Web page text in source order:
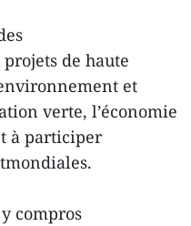
de haute
et
verte, l’économie
à participer
compros